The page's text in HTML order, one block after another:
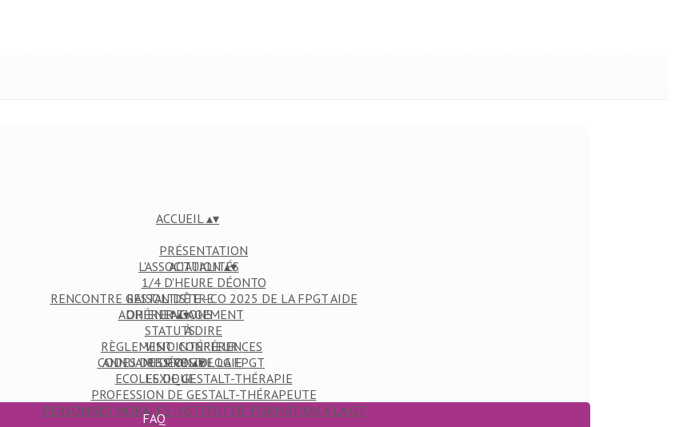
ACCUEIL▴▾
PRÉSENTATION
ACTUALITÉS
1/4 D'HEURE DÉONTO
RENCONTRE GESTALTISTE - CO 2025 DE LA FPGT AIDE
ENGAGEMENT
À DIRE
VISIO CONFÉRENCES
MISSIVES DE LA FPGT
ECOLES DE GESTALT-THÉRAPIE
PROFESSION DE GESTALT-THÉRAPEUTE
PERSONNES MORALES INSTITUT DE FORMATION À LA GT
L'ASSOCIATION▴▾
RAISON D'ÊTRE
ORIENTATIONS
STATUTS
RÈGLEMENT INTÉRIEUR
CODES DE DÉONTOLOGIE
LEXIQUE
ADHÉRER▴▾
ANNUAIRE PRO▴▾
FAQ